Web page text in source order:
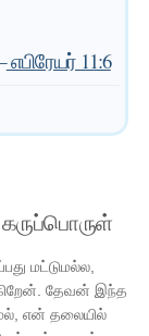
எபிரேயர் 11:6
மட்டுமல்ல,
தேவன் இந்த
என் தலையில்